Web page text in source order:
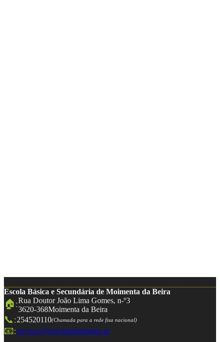
Escola Básica e Secundária de Moimenta da Beira
🏠:Rua Doutor João Lima Gomes, n-º3
3620-368Moimenta da Beira
📞:254520110(Chamada para a rede fixa nacional)
📧:servicos@escolasmoimenta.pt